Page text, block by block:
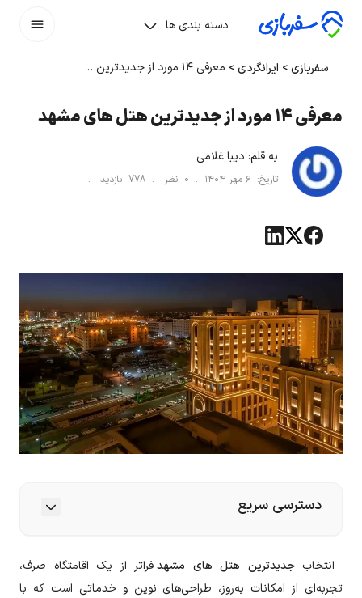
دسته بندی ها
سفربازی> ایرانگردی> معرفی ۱۴ مورد از جدیدترین هتل های مشهد
معرفی ۱۴ مورد از جدیدترین هتل های مشهد
به قلم: دیبا غلامی
تاریخ: ۶ مهر ۱۴۰۴ .
0 نظر . 778 بازدید .
دسترسی سریع
انتخابجدیدترین هتل های مشهدفراتر از یک اقامتگاه صرف،
تجربه‌ای از امکانات به‌روز، طراحی‌های نوین و خدماتی است که با